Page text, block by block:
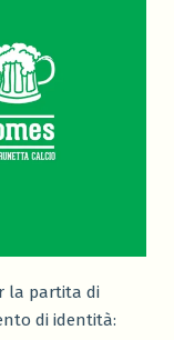
la partita di
di identità: